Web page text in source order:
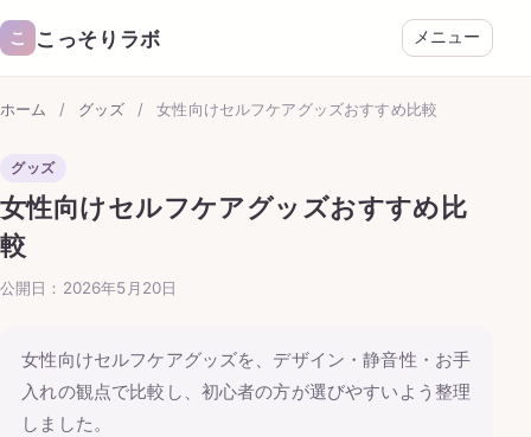
こ こっそりラボ メニュー
ホーム / グッズ / 女性向けセルフケアグッズおすすめ比較
グッズ
女性向けセルフケアグッズおすすめ比
較
公開日：2026年5月20日
女性向けセルフケアグッズを、デザイン・静音性・お手
入れの観点で比較し、初心者の方が選びやすいよう整理
しました。